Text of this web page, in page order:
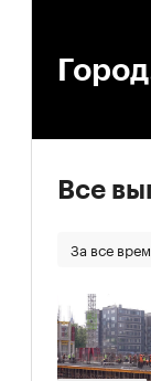
Все
За все